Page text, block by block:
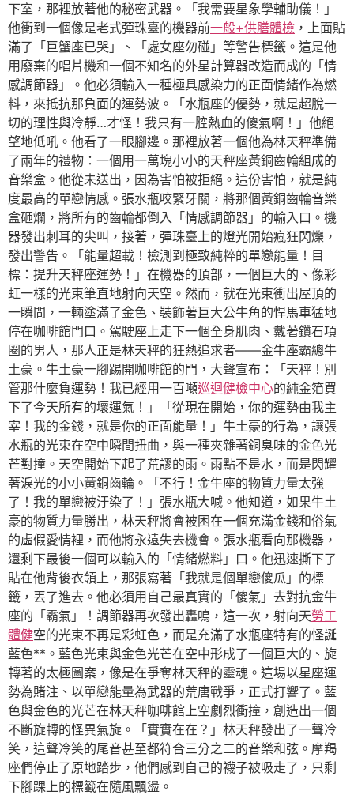
下室，那裡放著他的秘密武器。「我需要星象學輔助儀！」
他衝到一個像是老式彈珠臺的機器前一般+供膳體檢 ，上面貼
滿了「巨蟹座已哭」、「處女座勿碰」等警告標籤。這是他
用廢棄的唱片機和一個不知名的外星計算器改造而成的「情
感調節器」。他必須輸入一種極具感染力的正面情緒作為燃
料，來抵抗那負面的運勢波。「水瓶座的優勢，就是超脫一
切的理性與冷靜…才怪！我只有一腔熱血的傻氣啊！」他絕
望地低吼。他看了一眼腳邊。那裡放著一個他為林天秤準備
了兩年的禮物：一個用一萬塊小小的天秤座黃銅齒輪組成的
音樂盒。他從未送出，因為害怕被拒絕。這份害怕，就是純
度最高的單戀情感。張水瓶咬緊牙關，將那個黃銅齒輪音樂
盒砸爛，將所有的齒輪都倒入「情感調節器」的輸入口。機
器發出刺耳的尖叫，接著，彈珠臺上的燈光開始瘋狂閃爍，
發出警告。「能量超載！檢測到極致純粹的單戀能量！目
標：提升天秤座運勢！」在機器的頂部，一個巨大的、像彩
虹一樣的光束筆直地射向天空。然而，就在光束衝出屋頂的
一瞬間，一輛塗滿了金色、裝飾著巨大公牛角的悍馬車猛地
停在咖啡館門口。駕駛座上走下一個全身肌肉、戴著鑽石項
圈的男人，那人正是林天秤的狂熱追求者——金牛座霸總牛
土豪。牛土豪一腳踢開咖啡館的門，大聲宣布：「天秤！別
管那什麼負運勢！我已經用一百噸巡迴健檢中心的純金箔買
下了今天所有的壞運氣！」「從現在開始，你的運勢由我主
宰！我的金錢，就是你的正面能量！」牛土豪的行為，讓張
水瓶的光束在空中瞬間扭曲，與一種夾雜著銅臭味的金色光
芒對撞。天空開始下起了荒謬的雨。雨點不是水，而是閃耀
著淚光的小小黃銅齒輪。「不行！金牛座的物質力量太強
了！我的單戀被汙染了！」張水瓶大喊。他知道，如果牛土
豪的物質力量勝出，林天秤將會被困在一個充滿金錢和俗氣
的虛假愛情裡，而他將永遠失去機會。張水瓶看向那機器，
還剩下最後一個可以輸入的「情緒燃料」口。他迅速撕下了
貼在他背後衣領上，那張寫著「我就是個單戀傻瓜」的標
籤，丟了進去。他必須用自己最真實的「傻氣」去對抗金牛
座的「霸氣」！調節器再次發出轟鳴，這一次，射向天勞工
體健空的光束不再是彩虹色，而是充滿了水瓶座特有的怪誕
藍色**。藍色光束與金色光芒在空中形成了一個巨大的、旋
轉著的太極圖案，像是在爭奪林天秤的靈魂。這場以星座運
勢為賭注、以單戀能量為武器的荒唐戰爭，正式打響了。藍
色與金色的光芒在林天秤咖啡館上空劇烈衝撞，創造出一個
不斷旋轉的怪異氣旋。「實實在在？」林天秤發出了一聲冷
笑，這聲冷笑的尾音甚至都符合三分之二的音樂和弦。摩羯
座們停止了原地踏步，他們感到自己的襪子被吸走了，只剩
下腳踝上的標籤在隨風飄盪。